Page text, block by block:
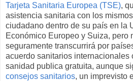
Tarjeta Sanitaria Europea (TSE),
asistencia sanitaria con los
ciudadano dentro de su país en la
Económico Europeo y Suiza, pero
seguramente transcurrirá por
acuerdo sanitarios internacionales
sanidad publica gratuita, aunque
consejos sanitarios, un imprevisto